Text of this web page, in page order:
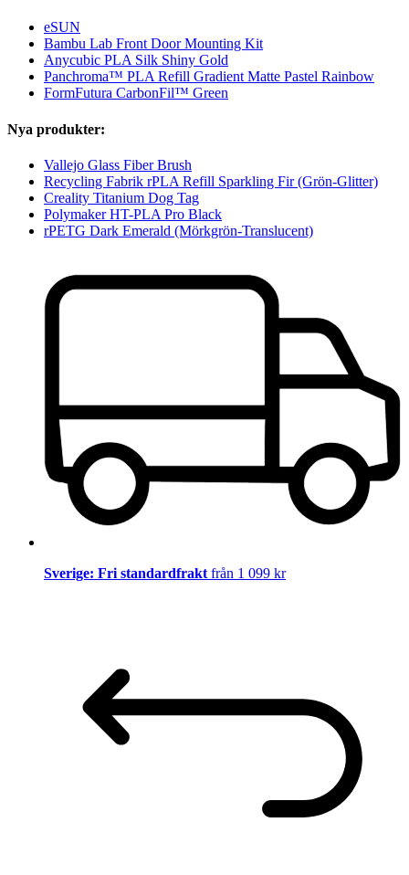
eSUN
Bambu Lab Front Door Mounting Kit
Anycubic PLA Silk Shiny Gold
Panchroma™ PLA Refill Gradient Matte Pastel Rainbow
FormFutura CarbonFil™ Green
Nya produkter:
Vallejo Glass Fiber Brush
Recycling Fabrik rPLA Refill Sparkling Fir (Grön-Glitter)
Creality Titanium Dog Tag
Polymaker HT-PLA Pro Black
rPETG Dark Emerald (Mörkgrön-Translucent)
Sverige: Fri standardfrakt från 1 099 kr